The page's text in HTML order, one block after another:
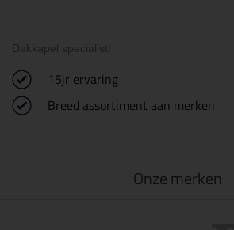
Dakkapel specialist!
15jr ervaring
Breed assortiment aan merken
Onze merken